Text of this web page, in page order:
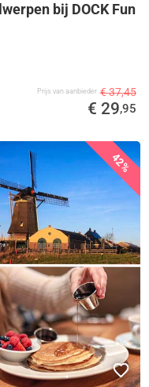
bij DOCK Fun
Prijs van aanbieder € 37,45
€ 29,95
42%